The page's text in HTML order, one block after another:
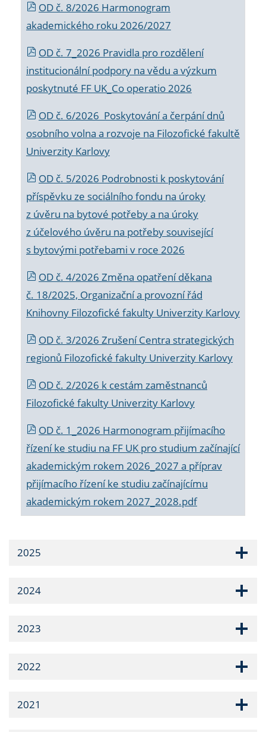
OD č. 8/2026 Harmonogram
akademického roku 2026/2027
OD č. 7_2026 Pravidla pro rozdělení
institucionální podpory na vědu a výzkum
poskytnuté FF UK_Co operatio 2026
OD č. 6/2026 Poskytování a čerpání dnů
osobního volna a rozvoje na Filozofické fakultě
Univerzity Karlovy
OD č. 5/2026 Podrobnosti k poskytování
příspěvku ze sociálního fondu na úroky
z úvěru na bytové potřeby a na úroky
z účelového úvěru na potřeby související
s bytovými potřebami v roce 2026
OD č. 4/2026 Změna opatření děkana
č. 18/2025, Organizační a provozní řád
Knihovny Filozofické fakulty Univerzity Karlovy
OD č. 3/2026 Zrušení Centra strategických
regionů Filozofické fakulty Univerzity Karlovy
OD č. 2/2026 k cestám zaměstnanců
Filozofické fakulty Univerzity Karlovy
OD č. 1_2026 Harmonogram přijímacího
řízení ke studiu na FF UK pro studium začínající
akademickým rokem 2026_2027 a příprav
přijímacího řízení ke studiu začínajícímu
akademickým rokem 2027_2028.pdf
2025
2024
2023
2022
2021